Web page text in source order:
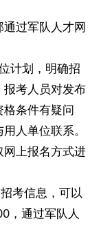
通过军队人才网
计划，明确招
考人员对发布
条件有疑问
人单位联系。
网上报名方式进
考信息，可以
，通过军队人